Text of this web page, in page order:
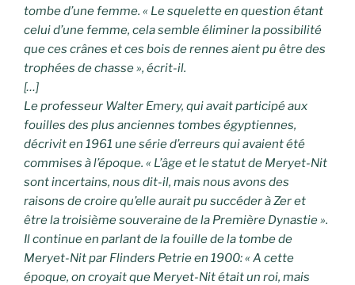
tombe d’une femme. « Le squelette en question étant
celui d’une femme, cela semble éliminer la possibilité
que ces crânes et ces bois de rennes aient pu être des
trophées de chasse », écrit-il.
[…]
Le professeur Walter Emery, qui avait participé aux
fouilles des plus anciennes tombes égyptiennes,
décrivit en 1961 une série d’erreurs qui avaient été
commises à l’époque. « L’âge et le statut de Meryet-Nit
sont incertains, nous dit-il, mais nous avons des
raisons de croire qu’elle aurait pu succéder à Zer et
être la troisième souveraine de la Première Dynastie ».
Il continue en parlant de la fouille de la tombe de
Meryet-Nit par Flinders Petrie en 1900: « A cette
époque, on croyait que Meryet-Nit était un roi, mais